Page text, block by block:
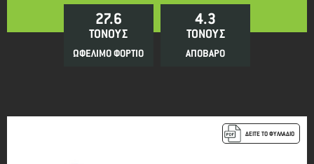
27.6
ΤΟΝΟΥΣ
ΩΦΕΛΙΜΟ ΦΟΡΤΙΟ
4.3
ΤΟΝΟΥΣ
ΑΠΟΒΑΡΟ
ΔΕΙΤΕ ΤΟ ΦΥΛΛΑΔΙΟ